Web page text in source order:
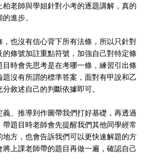
老師與學姐針對小考的逐題講解，真的
進步。
，也沒有信心背下所有法條，所以只針對
條號加註重點符號，加強自己對特定條
時會先思考是在考哪一條，練習引出條
沒有所謂的標準答案，面對有甲說和乙
敘述自己的判斷依據即可。
、推導到作圖帶我們打好基礎，再透過
題目時老師會先提醒我們其他同學經常
方，也會告訴我們可以更快速解題的方
上課老師帶的題目再做一遍，確認自己